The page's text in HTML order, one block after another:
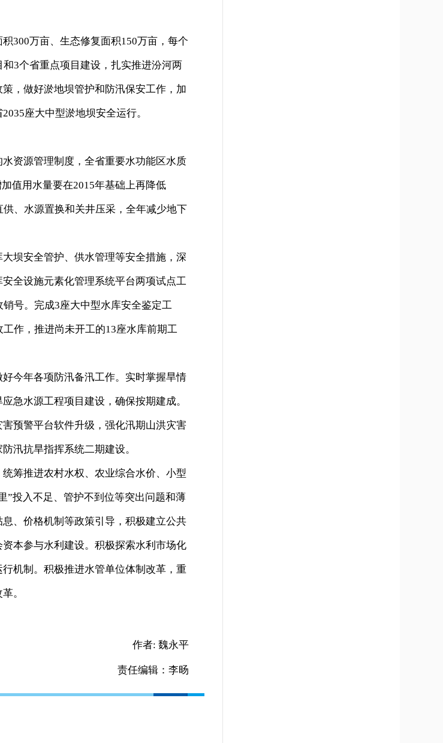
万亩、生态修复面积150万亩，每个
3个省重点项目建设，扎实推进汾河两
，做好淤地坝管护和防汛保安工作，加
座大中型淤地坝安全运行。
资源管理制度，全省重要水功能区水质
值用水量要在2015年基础上再降低
、水源置换和关井压采，全年减少地下
坝安全管护、供水管理等安全措施，深
全设施元素化管理系统平台两项试点工
号。完成3座大中型水库安全鉴定工
作，推进尚未开工的13座水库前期工
今年各项防汛备汛工作。实时掌握旱情
急水源工程项目建设，确保按期建成。
预警平台软件升级，强化汛期山洪灾害
汛抗旱指挥系统二期建设。
筹推进农村水权、农业综合水价、小型
”投入不足、管护不到位等突出问题和薄
、价格机制等政策引导，积极建立公共
本参与水利建设。积极探索水利市场化
机制。积极推进水管单位体制改革，重
。
作者: 魏永平
责任编辑：李旸